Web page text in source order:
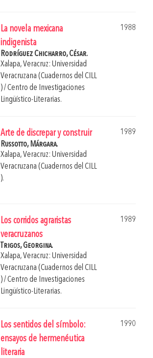
La novela mexicana
indigenista
1988
Rodríguez Chicharro, César.
Xalapa, Veracruz: Universidad
Veracruzana (Cuadernos del CILL
) / Centro de Investigaciones
Lingüístico-Literarias.
Arte de discrepar y construir
1989
Russotto, Márgara.
Xalapa, Veracruz: Universidad
Veracruzana (Cuadernos del CILL
).
Los corridos agraristas
veracruzanos
1989
Trigos, Georgina.
Xalapa, Veracruz: Universidad
Veracruzana (Cuadernos del CILL
) / Centro de Investigaciones
Lingüístico-Literarias.
Los sentidos del símbolo:
ensayos de hermenéutica
literaria
1990